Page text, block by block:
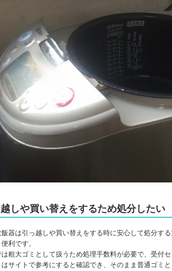
しや買い替えをするため処分したい
飯器は引っ越しや買い替えをする時に安心して処分す
利です。
は粗大ゴミとして扱うため処理手数料が必要で、受付
はサイトで参考にすると確認でき、そのまま普通ゴミ